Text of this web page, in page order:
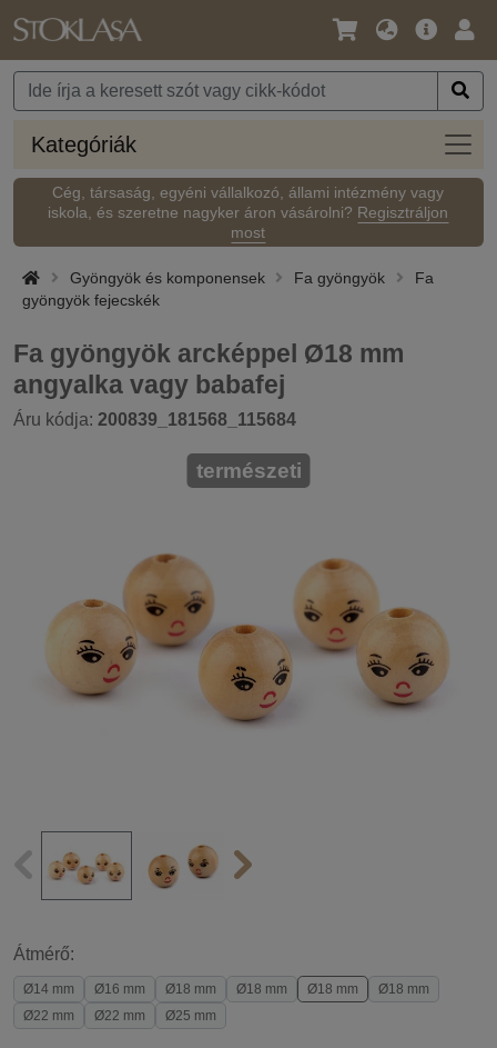
Nyelv
Pénznem
Fő
Kategóriák
Cég, társaság, egyéni vállalkozó, állami intézmény vagy
iskola, és szeretne nagyker áron vásárolni? Regisztráljon
most
Gyöngyök és komponensek Fa gyöngyök
Fa
gyöngyök fejecskék
Fa gyöngyök arcképpel Ø18 mm
angyalka vagy babafej
Áru kódja: 200839_181568_115684
természeti
Átmérő:
Ø14 mm Ø16 mm Ø18 mm Ø18 mm Ø18 mm
Ø18 mm
Ø22 mm
Ø22 mm Ø25 mm